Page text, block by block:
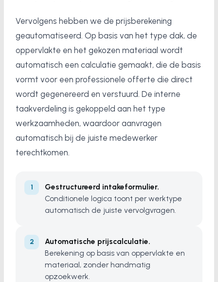
Vervolgens hebben we de prijsberekening
geautomatiseerd. Op basis van het type dak, de
oppervlakte en het gekozen materiaal wordt
automatisch een calculatie gemaakt, die de basis
vormt voor een professionele offerte die direct
wordt gegenereerd en verstuurd. De interne
taakverdeling is gekoppeld aan het type
werkzaamheden, waardoor aanvragen
automatisch bij de juiste medewerker
terechtkomen.
Gestructureerd intakeformulier.
Conditionele logica toont per werktype
automatisch de juiste vervolgvragen.
Automatische prijscalculatie.
Berekening op basis van oppervlakte en
materiaal, zonder handmatig
opzoekwerk.